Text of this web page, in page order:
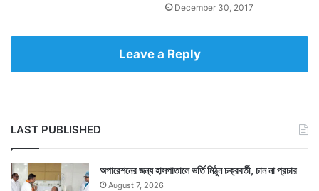
December 30, 2017
Leave a Reply
LAST PUBLISHED
অপারেশনের জন্য হাসপাতালে ভর্তি মিঠুন চক্রবর্তী, চান না প্রচার
August 7, 2026